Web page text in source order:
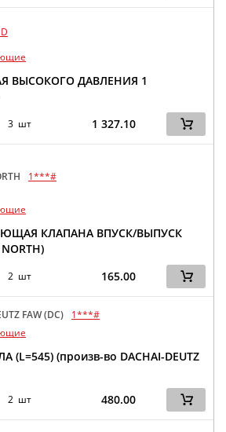
ВЫСОКОГО ДАВЛЕНИЯ 1
3 шт 1 327.10
1***#
КЛАПАНА ВПУСК/ВЫПУСК
2 шт 165.00
FAW (DC)
1***#
(произв-во DACHAI-DEUTZ
2 шт 480.00